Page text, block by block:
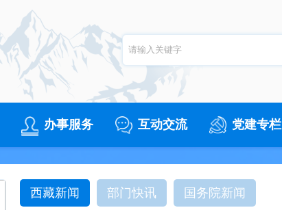
办事服务 互动交流 党建专栏
西藏新闻 部门快讯 国务院新闻